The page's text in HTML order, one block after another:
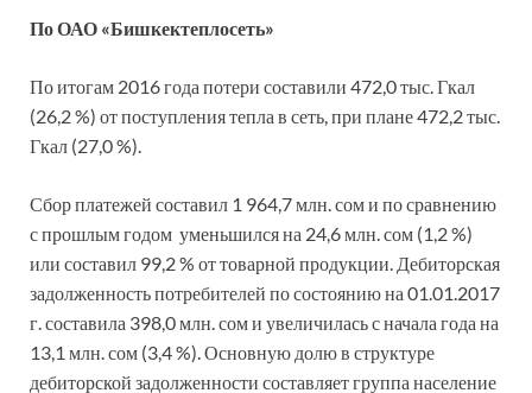
По ОАО «Бишкектеплосеть»
По итогам 2016 года потери составили 472,0 тыс. Гкал
(26,2 %) от поступления тепла в сеть, при плане 472,2 тыс.
Гкал (27,0 %).
Сбор платежей составил 1 964,7 млн. сом и по сравнению
с прошлым годом уменьшился на 24,6 млн. сом (1,2 %)
или составил 99,2 % от товарной продукции. Дебиторская
задолженность потребителей по состоянию на 01.01.2017
г. составила 398,0 млн. сом и увеличилась с начала года на
13,1 млн. сом (3,4 %). Основную долю в структуре
дебиторской задолженности составляет группа население